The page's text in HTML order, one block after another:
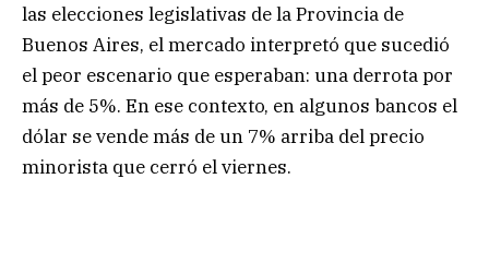
las elecciones legislativas de la Provincia de
Buenos Aires, el mercado interpretó que sucedió
el peor escenario que esperaban: una derrota por
más de 5%. En ese contexto, en algunos bancos el
dólar se vende más de un 7% arriba del precio
minorista que cerró el viernes.